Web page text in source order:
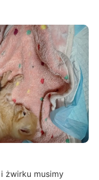
żwirku musimy